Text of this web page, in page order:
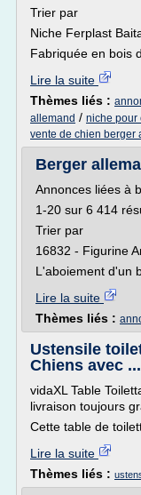
Trier par
Niche Ferplast
Fabriquée en bois
Lire la suite
Thèmes liés :
allemand / niche pour
vente de chien berger
Berger
Annonces liées à
1-20 sur 6 414
Trier par
16832 - Figurine
L'aboiement d'un
Lire la suite
Thèmes liés :
Ustensile
Chiens avec ...
vidaXL Table
livraison toujours
Cette table de
Lire la suite
Thèmes liés :